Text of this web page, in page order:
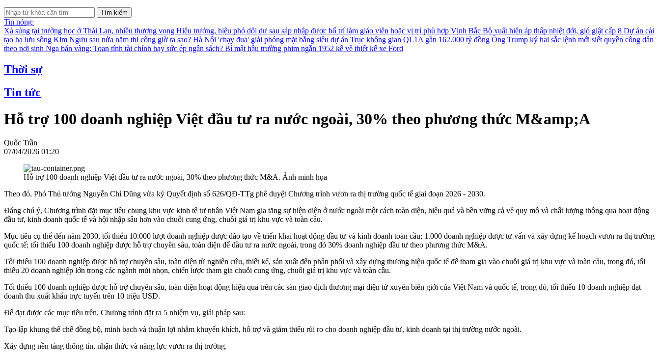
Tìm kiếm
Tin nóng:
Xả súng tại trường học ở Thái Lan, nhiều thương vong Hiệu trưởng, hiệu phó dôi dư sau sáp nhập được bố trí làm giáo viên hoặc vị trí phù hợp Vịnh Bắc Bộ xuất hiện áp thấp nhiệt đới, gió giật cấp 8 Dự án cải
tạo hạ lưu sông Kim Ngưu sau nửa năm thi công giờ ra sao? Hà Nội 'chạy đua' giải phóng mặt bằng siêu dự án Trục không gian QL1A gần 162.000 tỷ đồng Ông Trump ký hai sắc lệnh mới siết quyền công dân
theo nơi sinh Nga bán vàng: Toan tính tài chính hay sức ép ngân sách? Bí mật hậu trường phim ngắn 1952 kể về thiết kế xe Ford
Thời sự
Tin tức
Hỗ trợ 100 doanh nghiệp Việt đầu tư ra nước ngoài, 30% theo phương thức M&amp;A
Quốc Trần
07/04/2026 01:20
Hỗ trợ 100 doanh nghiệp Việt đầu tư ra nước ngoài, 30% theo phương thức M&A. Ảnh minh họa
Theo đó, Phó Thủ tướng Nguyễn Chí Dũng vừa ký Quyết định số 626/QĐ-TTg phê duyệt Chương trình vươn ra thị trường quốc tế giai đoạn 2026 - 2030.
Đáng chú ý, Chương trình đặt mục tiêu chung khu vực kinh tế tư nhân Việt Nam gia tăng sự hiện diện ở nước ngoài một cách toàn diện, hiệu quả và bền vững cả về quy mô và chất lượng thông qua hoạt động
đầu tư, kinh doanh quốc tế và hội nhập sâu hơn vào chuỗi cung ứng, chuỗi giá trị khu vực và toàn cầu.
Mục tiêu cụ thể đến năm 2030, tối thiểu 10.000 lượt doanh nghiệp được đào tạo về triển khai hoạt động đầu tư và kinh doanh toàn cầu; 1.000 doanh nghiệp được tư vấn và xây dựng kế hoạch vươn ra thị trường
quốc tế; tối thiểu 100 doanh nghiệp được hỗ trợ chuyên sâu, toàn diện để đầu tư ra nước ngoài, trong đó 30% doanh nghiệp đầu tư theo phương thức M&A.
Tối thiểu 100 doanh nghiệp được hỗ trợ chuyên sâu, toàn diện từ nghiên cứu, thiết kế, sản xuất đến phân phối và xây dựng thương hiệu quốc tế để tham gia vào chuỗi giá trị khu vực và toàn cầu, trong đó, tối
thiểu 20 doanh nghiệp lớn trong các ngành mũi nhọn, chiến lược tham gia chuỗi cung ứng, chuỗi giá trị khu vực và toàn cầu.
Tối thiểu 100 doanh nghiệp được hỗ trợ chuyên sâu, toàn diện hoạt động hiệu quả trên các sàn giao dịch thương mại điện tử xuyên biên giới của Việt Nam và quốc tế, trong đó, tối thiểu 10 doanh nghiệp đạt
doanh thu xuất khẩu trực tuyến trên 10 triệu USD.
Để đạt được các mục tiêu trên, Chương trình đặt ra 5 nhiệm vụ, giải pháp sau:
Tạo lập khung thể chế đồng bộ, minh bạch và thuận lợi nhằm khuyến khích, hỗ trợ và giảm thiểu rủi ro cho doanh nghiệp đầu tư, kinh doanh tại thị trường nước ngoài.
Xây dựng nền tảng thông tin, nhận thức và năng lực vươn ra thị trường.